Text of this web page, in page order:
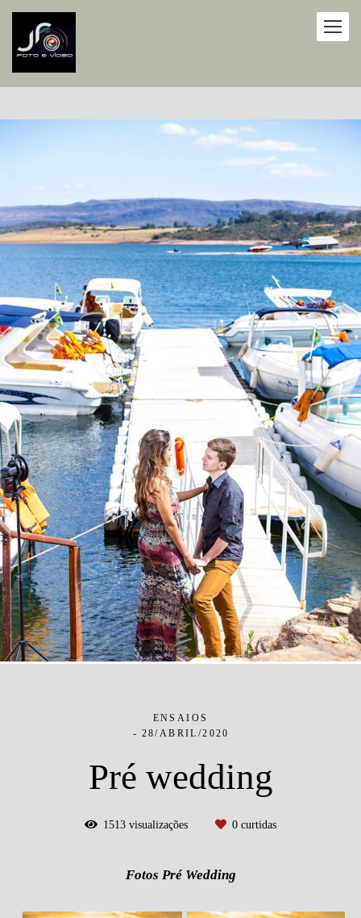
ENSAIOS
28/ABRIL/2020
Pré wedding
1513 visualizações 0 curtidas
Fotos Pré Wedding